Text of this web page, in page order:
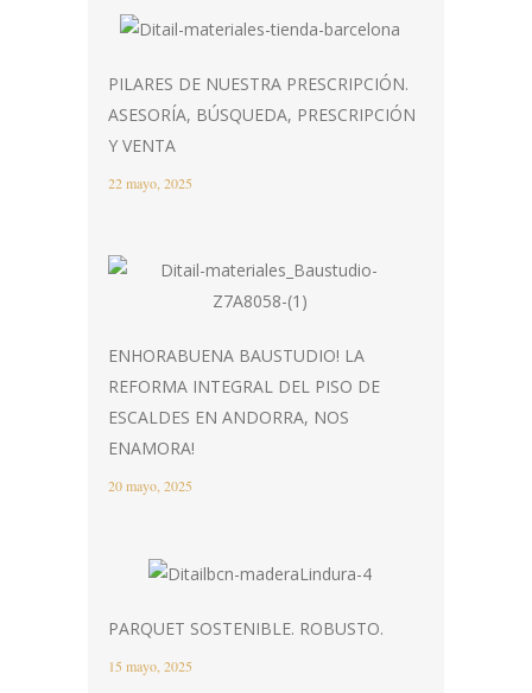
PILARES DE NUESTRA PRESCRIPCIÓN.
ASESORÍA, BÚSQUEDA, PRESCRIPCIÓN
Y VENTA
22 mayo, 2025
ENHORABUENA BAUSTUDIO! LA
REFORMA INTEGRAL DEL PISO DE
ESCALDES EN ANDORRA, NOS
ENAMORA!
20 mayo, 2025
PARQUET SOSTENIBLE. ROBUSTO.
15 mayo, 2025